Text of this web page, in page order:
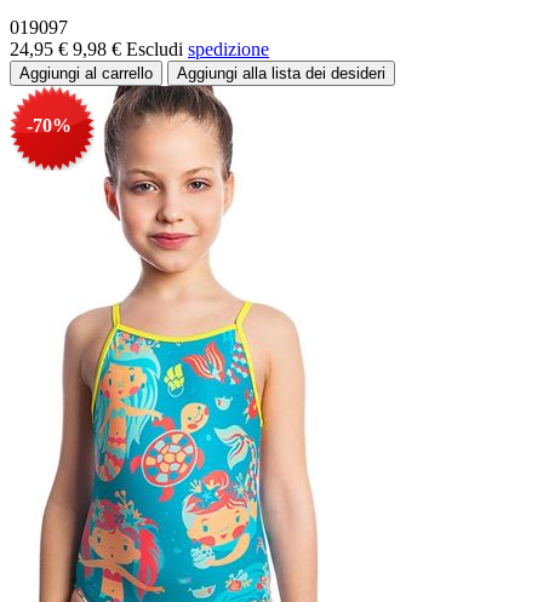
019097
24,95 € 9,98 € Escludi spedizione
-70%